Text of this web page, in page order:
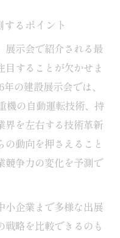
を逃さずキャッチ
界情報を集める準
るポイント
展示会で紹介される最
することが欠かせま
の建設展示会では、
の自動運転技術、持
界を左右する技術革新
動向を押さえること
競争力の変化を予測で
小企業まで多様な出展
略を比較できるのも